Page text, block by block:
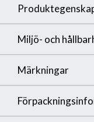
Miljö- och
Märkningar